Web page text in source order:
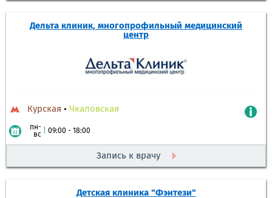
Дельта клиник, многопрофильный медицинский
центр
Курская • Чкаловская
пн-
вс
09:00 - 18:00
Запись к врачу
Детская клиника "Фэнтези"